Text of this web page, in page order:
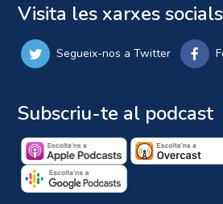
Visita les xarxes
Segueix-nos a Twitter
Subscriu-te al podcast